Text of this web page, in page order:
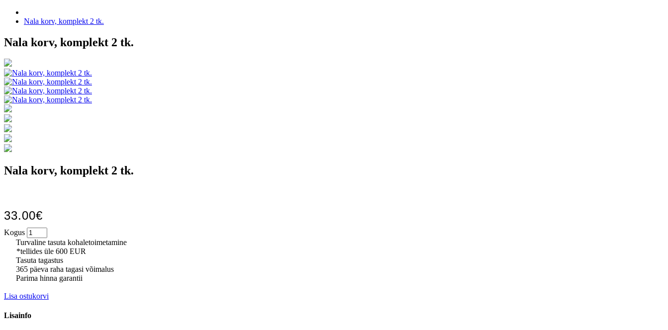
Nala korv, komplekt 2 tk.
Nala korv, komplekt 2 tk.
Nala korv, komplekt 2 tk.
33.00€
Kogus
Turvaline tasuta kohaletoimetamine
*tellides üle 600 EUR
Tasuta tagastus
365 päeva raha tagasi võimalus
Parima hinna garantii
Lisa ostukorvi
Lisainfo